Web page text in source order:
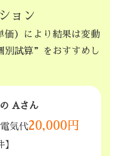
ョン
価）により結果は変動
別試算”をおすすめし
Aさん
気代20,000円
】